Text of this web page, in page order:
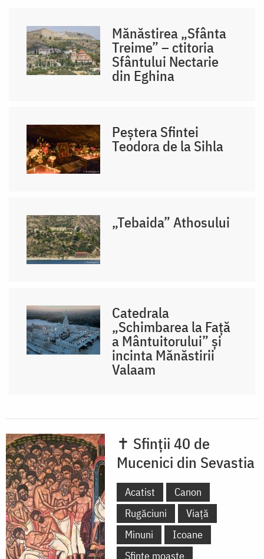
Mănăstirea „Sfânta
Treime” – ctitoria
Sfântului Nectarie
din Eghina
Peștera Sfintei
Teodora de la Sihla
„Tebaida” Athosului
Catedrala
„Schimbarea la Față
a Mântuitorului” și
incinta Mănăstirii
Valaam
✝ Sfinții 40 de
Mucenici din Sevastia
Acatist
Canon
Rugăciuni
Viață
Minuni
Icoane
Sfinte moaște